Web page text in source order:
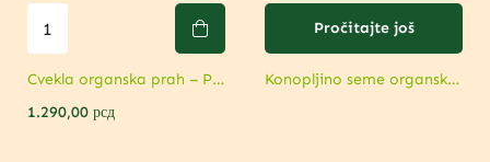
Cvekla organska prah – Podrška sportskim performansama
1.290,00 рсд
Pročitajte još
Konopljino seme organsko – Podrška imunitetu, energiji i srcu